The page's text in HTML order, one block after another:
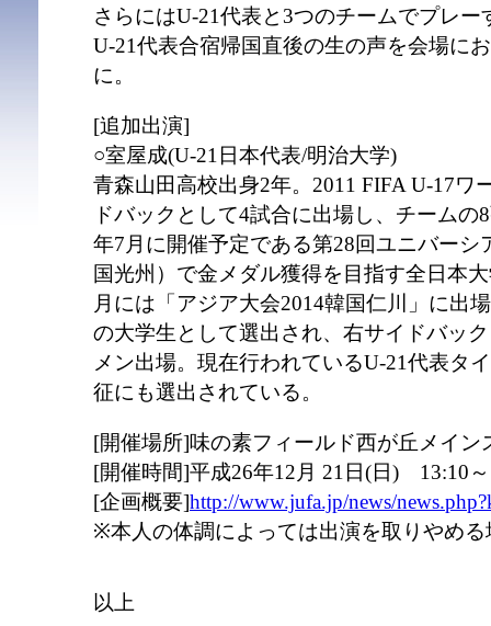
さらにはU-21代表と3つのチームでプレー
U-21代表合宿帰国直後の生の声を会場に
に。
[追加出演]
○室屋成(U-21日本代表/明治大学)
青森山田高校出身2年。2011 FIFA U-17ワ
ドバックとして4試合に出場し、チームの
年7月に開催予定である第28回ユニバーシ
国光州）で金メダル獲得を目指す全日本
月には「アジア大会2014韓国仁川」に出
の大学生として選出され、右サイドバッ
メン出場。現在行われているU-21代表タ
征にも選出されている。
[開催場所]味の素フィールド西が丘メイン
[開催時間]平成26年12月 21日(日) 13:10
[企画概要]http://www.jufa.jp/news/
※本人の体調によっては出演を取りやめ
以上